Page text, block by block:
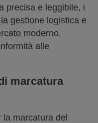
precisa e leggibile, i
gestione logistica e
moderno,
alle
marcatura
marcatura del